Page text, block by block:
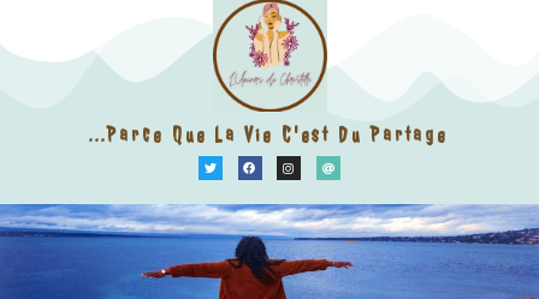
...parce Que La Vie C'est Du Partage